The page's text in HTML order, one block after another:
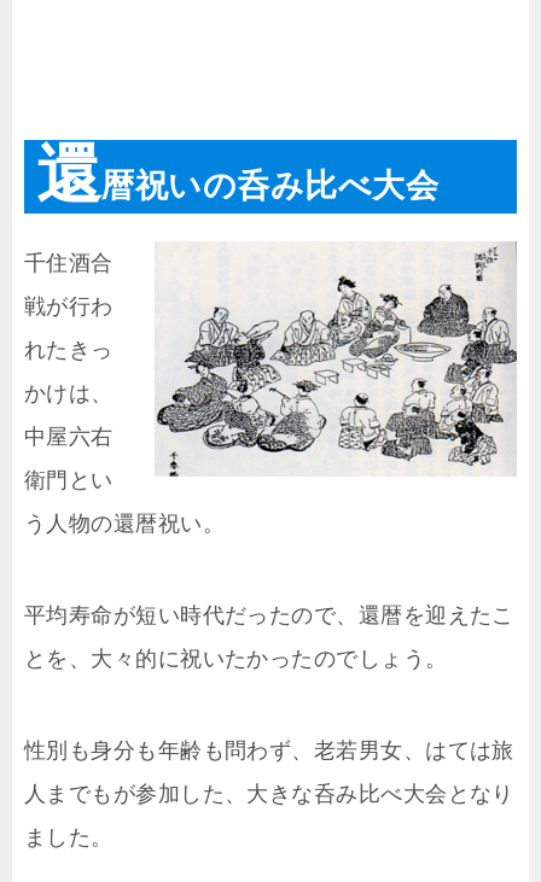
還暦祝いの呑み比べ大会
千住酒合
戦が行わ
れたきっ
かけは、
中屋六右
衛門とい
う人物の還暦祝い。
平均寿命が短い時代だったので、還暦を迎えたこ
とを、大々的に祝いたかったのでしょう。
性別も身分も年齢も問わず、老若男女、はては旅
人までもが参加した、大きな呑み比べ大会となり
ました。